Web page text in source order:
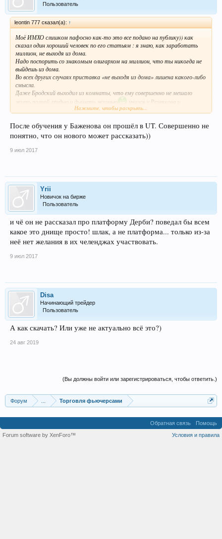
Пользователь
leontin 777 сказал(а): ↑
Моё ИМХО слишком пафосно как-то это все подано на публику)) как
сказал один хороший человек по его статьям : я знаю, как заработать
миллион, не выходя из дома.
Надо поспорить со знакомым олигархом на миллион, что ты никогда не
выйдешь из дома.
Во всех других случаях приставка «не выходя из дома» лишена какого-либо
смысла.
Даже Бродский выходил из комнаты, что ему совершенно не мешало
жить полной грудью и дышать жизнью
учился у Резвякова и
Баженова ,значит они первоисточники получаются его системы!..А
Нажмите, чтобы раскрыть...
После обучения у Баженова он прошёл в UT. Совершенно не
понятно, что он нового может рассказать))
9 июл 2017
Yrii
Новичок на бирже
Пользователь
и чё он не рассказал про платформу Дерби? поведал бы всем
какое это днище просто! шлак, а не платформа... только из-за
неё нет желания в их челенджах участвовать.
9 июл 2017
Disa
Начинающий трейдер
Пользователь
А как скачать? Или уже не актуально всё это?)
24 авг 2019
(Вы должны войти или зарегистрироваться, чтобы ответить.)
Форум Торговля фьючерсами
Обратная связь
Помощь
Условия и правила
Forum software by XenForo™